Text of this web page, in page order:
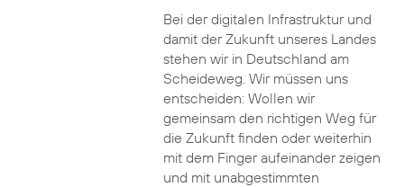
Bei der digitalen Infrastruktur und
damit der Zukunft unseres Landes
stehen wir in Deutschland am
Scheideweg. Wir müssen uns
entscheiden: Wollen wir
gemeinsam den richtigen Weg für
die Zukunft finden oder weiterhin
mit dem Finger aufeinander zeigen
und mit unabgestimmten